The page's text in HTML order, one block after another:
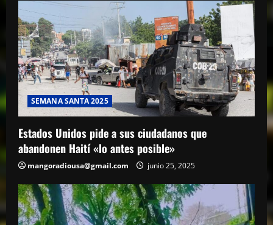
SEMANA SANTA 2025
Estados Unidos pide a sus ciudadanos que
abandonen Haití «lo antes posible»
mangoradiousa@gmail.com junio 25, 2025